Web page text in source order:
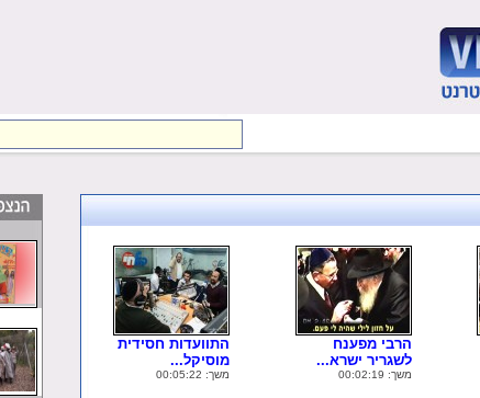
הרבי מפענח
לשגריר ישרא...
משך: 00:02:19
התוועדות חסידית
מוסיקל...
משך: 00:05:22